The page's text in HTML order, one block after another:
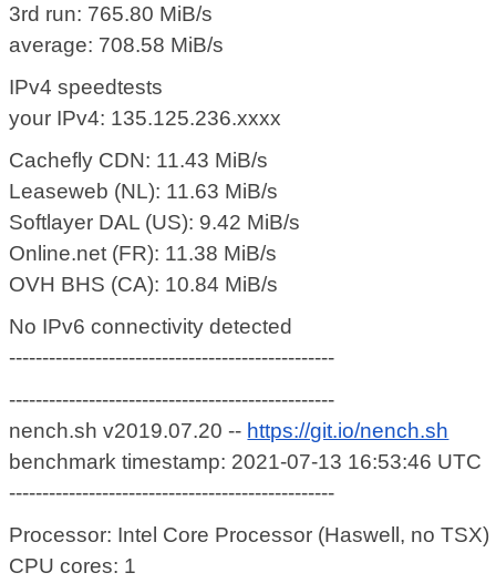
3rd run: 765.80 MiB/s
average: 708.58 MiB/s
IPv4 speedtests
your IPv4: 135.125.236.xxxx
Cachefly CDN: 11.43 MiB/s
Leaseweb (NL): 11.63 MiB/s
Softlayer DAL (US): 9.42 MiB/s
Online.net (FR): 11.38 MiB/s
OVH BHS (CA): 10.84 MiB/s
No IPv6 connectivity detected
-------------------------------------------------
-------------------------------------------------
nench.sh v2019.07.20 -- https://git.io/nench.sh
benchmark timestamp: 2021-07-13 16:53:46 UTC
-------------------------------------------------
Processor: Intel Core Processor (Haswell, no TSX)
CPU cores: 1